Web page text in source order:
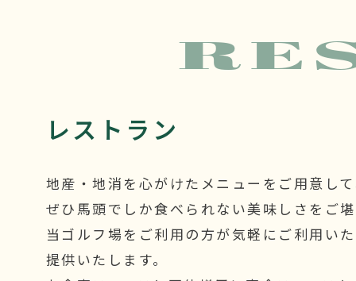
レストラン
地産・地消を心がけたメニューをご用意し
ぜひ馬頭でしか食べられない美味しさをご
当ゴルフ場をご利用の方が気軽にご利用い
提供いたします。